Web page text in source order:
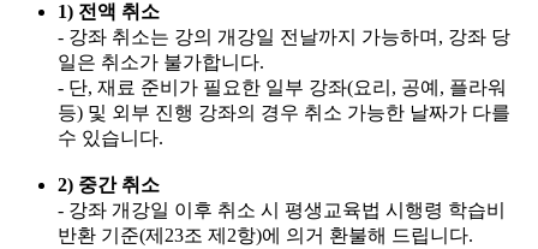
1) 전액 취소
- 강좌 취소는 강의 개강일 전날까지 가능하며, 강좌 당
일은 취소가 불가합니다.
- 단, 재료 준비가 필요한 일부 강좌(요리, 공예, 플라워
등) 및 외부 진행 강좌의 경우 취소 가능한 날짜가 다를
수 있습니다.
2) 중간 취소
- 강좌 개강일 이후 취소 시 평생교육법 시행령 학습비
반환 기준(제23조 제2항)에 의거 환불해 드립니다.